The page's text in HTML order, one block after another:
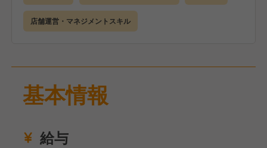
業務オペレーションに専門的なスキルは不要なので、
ご安心ください！
あなたの人柄や個性を活かし、お店を一緒に盛り上げ
ていきましょう！
店舗運営・マネジメントスキル
基本情報
給与